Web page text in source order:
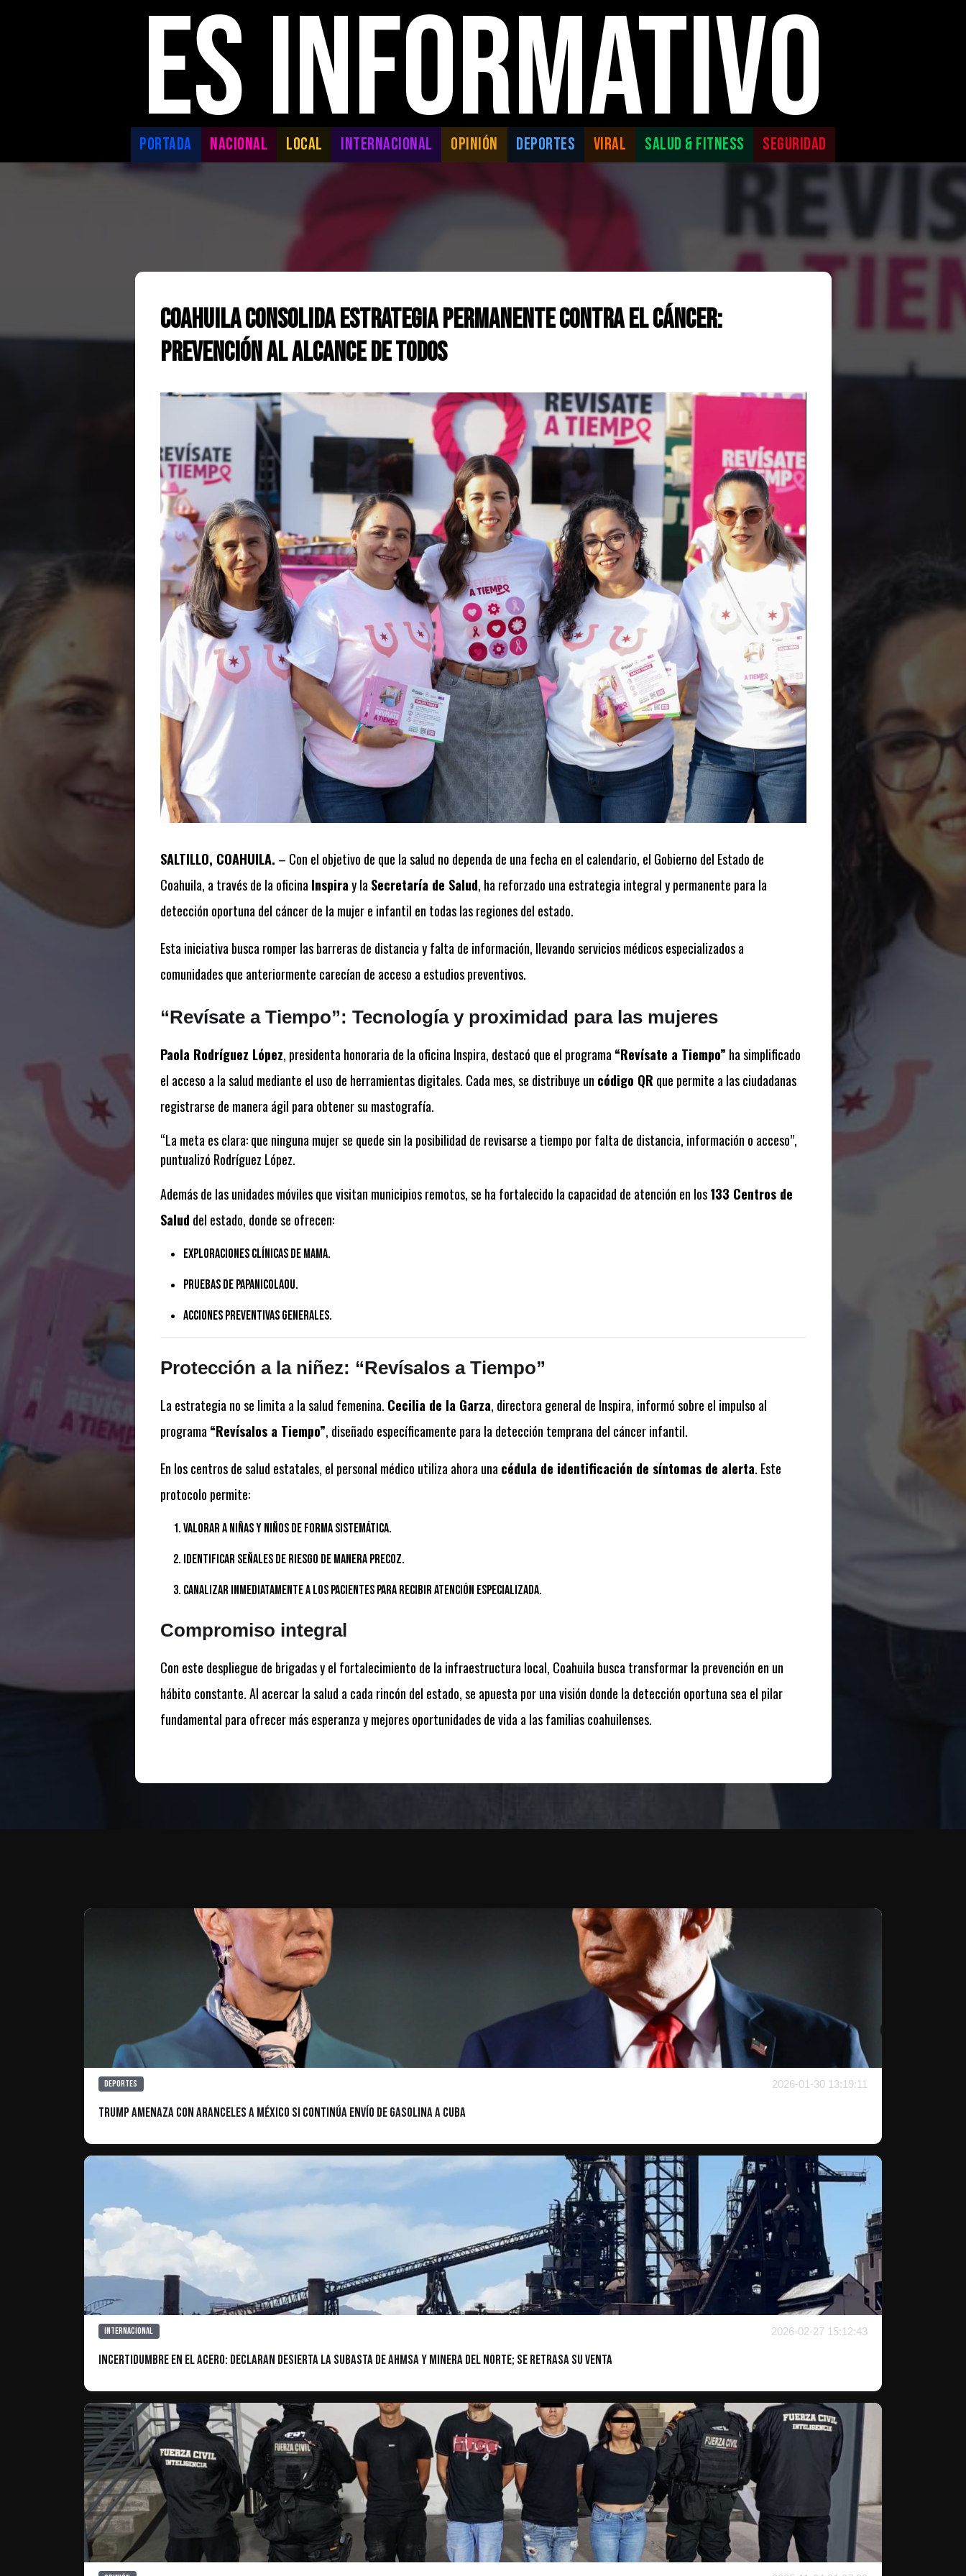
ES INFORMATIVO
PORTADA NACIONAL LOCAL INTERNACIONAL OPINIÓN DEPORTES VIRAL SALUD & FITNESS SEGURIDAD
Coahuila consolida estrategia permanente contra el cáncer:
prevención al alcance de todos
SALTILLO, COAHUILA. – Con el objetivo de que la salud no dependa de una fecha en el calendario, el Gobierno del Estado de
Coahuila, a través de la oficina Inspiray la Secretaría de Salud, ha reforzado una estrategia integral y permanente para la
detección oportuna del cáncer de la mujer e infantil en todas las regiones del estado.
Esta iniciativa busca romper las barreras de distancia y falta de información, llevando servicios médicos especializados a
comunidades que anteriormente carecían de acceso a estudios preventivos.
“Revísate a Tiempo”: Tecnología y proximidad para las mujeres
Paola Rodríguez López, presidenta honoraria de la oficina Inspira, destacó que el programa “Revísate a Tiempo” ha simplificado
el acceso a la salud mediante el uso de herramientas digitales. Cada mes, se distribuye un código QR que permite a las ciudadanas
registrarse de manera ágil para obtener su mastografía.
“La meta es clara: que ninguna mujer se quede sin la posibilidad de revisarse a tiempo por falta de distancia, información o acceso”,
puntualizó Rodríguez López.
Además de las unidades móviles que visitan municipios remotos, se ha fortalecido la capacidad de atención en los133 Centros de
Salud del estado, donde se ofrecen:
Exploraciones clínicas de mama.
Pruebas de Papanicolaou.
Acciones preventivas generales.
Protección a la niñez: “Revísalos a Tiempo”
La estrategia no se limita a la salud femenina. Cecilia de la Garza, directora general de Inspira, informó sobre el impulso al
programa “Revísalos a Tiempo”, diseñado específicamente para la detección temprana del cáncer infantil.
En los centros de salud estatales, el personal médico utiliza ahora una cédula de identificación de síntomas de alerta. Este
protocolo permite:
Valorar a niñas y niños de forma sistemática.
Identificar señales de riesgo de manera precoz.
Canalizar inmediatamente a los pacientes para recibir atención especializada.
Compromiso integral
Con este despliegue de brigadas y el fortalecimiento de la infraestructura local, Coahuila busca transformar la prevención en un
hábito constante. Al acercar la salud a cada rincón del estado, se apuesta por una visión donde la detección oportuna sea el pilar
fundamental para ofrecer más esperanza y mejores oportunidades de vida a las familias coahuilenses.
Deportes 2026-01-30 13:19:11
Trump amenaza con aranceles a México si continúa envío de gasolina a Cuba
Internacional 2026-02-27 15:12:43
Incertidumbre en el acero: Declaran desierta la subasta de AHMSA y Minera del Norte; se retrasa su venta